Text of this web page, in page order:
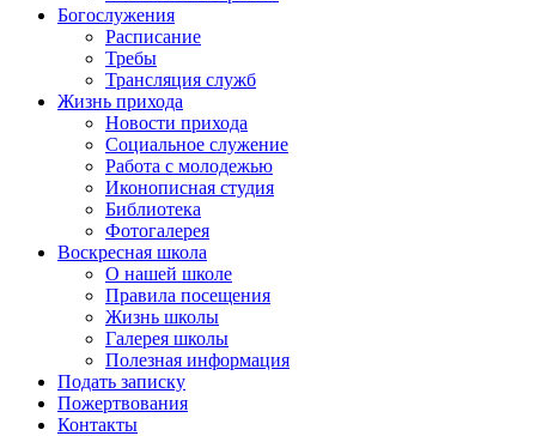
Богослужения
Расписание
Требы
Трансляция служб
Жизнь прихода
Новости прихода
Социальное служение
Работа с молодежью
Иконописная студия
Библиотека
Фотогалерея
Воскресная школа
О нашей школе
Правила посещения
Жизнь школы
Галерея школы
Полезная информация
Подать записку
Пожертвования
Контакты